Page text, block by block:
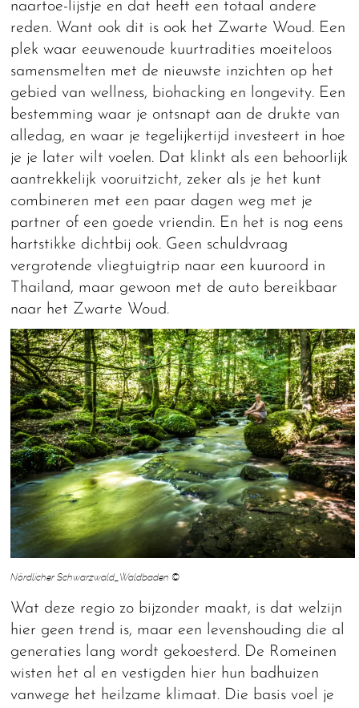
naartoe-lijstje en dat heeft een totaal andere
reden. Want ook dit is ook het Zwarte Woud. Een
plek waar eeuwenoude kuurtradities moeiteloos
samensmelten met de nieuwste inzichten op het
gebied van wellness, biohacking en longevity. Een
bestemming waar je ontsnapt aan de drukte van
alledag, en waar je tegelijkertijd investeert in hoe
je je later wilt voelen. Dat klinkt als een behoorlijk
aantrekkelijk vooruitzicht, zeker als je het kunt
combineren met een paar dagen weg met je
partner of een goede vriendin. En het is nog eens
hartstikke dichtbij ook. Geen schuldvraag
vergrotende vliegtuigtrip naar een kuuroord in
Thailand, maar gewoon met de auto bereikbaar
naar het Zwarte Woud.
Nördlicher Schwarzwald_Waldbaden ©
Wat deze regio zo bijzonder maakt, is dat welzijn
hier geen trend is, maar een levenshouding die al
generaties lang wordt gekoesterd. De Romeinen
wisten het al en vestigden hier hun badhuizen
vanwege het heilzame klimaat. Die basis voel je